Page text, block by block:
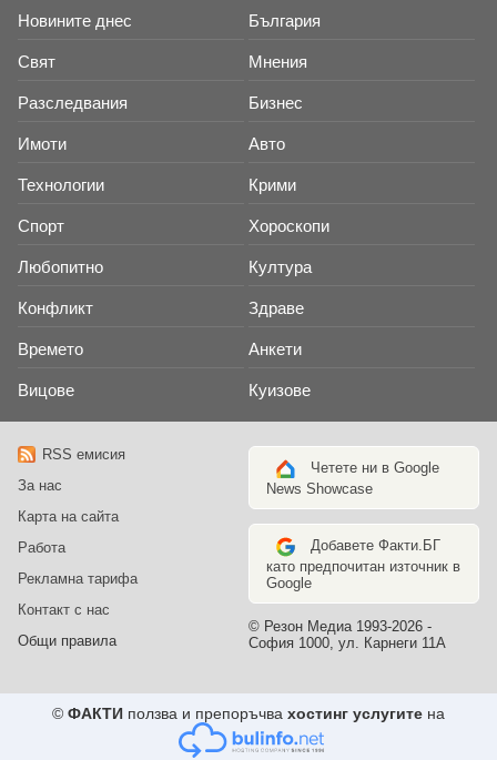
Новините днес България
Свят Мнения
Разследвания Бизнес
Имоти Авто
Технологии Крими
Спорт Хороскопи
Любопитно Култура
Конфликт Здраве
Времето Анкети
Вицове Куизове
RSS емисия
За нас
Карта на сайта
Работа
Рекламна тарифа
Контакт с нас
Общи правила
Четете ни в Google
News Showcase
Добавете Факти.БГ
като предпочитан източник в
Google
© Резон Медиа 1993-2026 -
София 1000, ул. Карнеги 11А
© ФАКТИ ползва и препоръчва хостинг услугите на